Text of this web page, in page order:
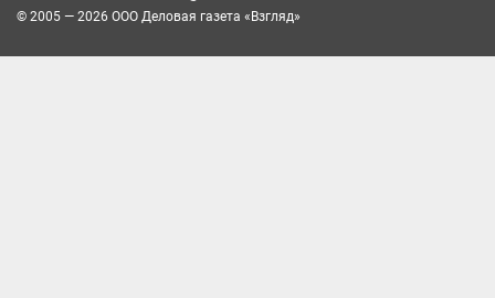
© 2005 — 2026 ООО Деловая газета «Взгляд»